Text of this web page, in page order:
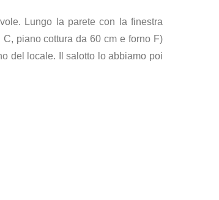
Lungo la parete con la finestra
piano cottura da 60 cm e forno F)
del locale. Il salotto lo abbiamo poi